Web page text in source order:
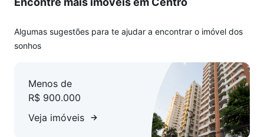
que garante diversão para as crianças.
Este apartamento é a escolha perfeita para quem busca
qualidade de vida, conforto e uma localização central, perto
Não perca a oportunidade de conhecer este imóvel incrível.
Agende já sua visita!
Algumas sugestões para te ajudar a encontrar o imóvel dos
sonhos
Menos de
R$ 900.000
Veja imóveis